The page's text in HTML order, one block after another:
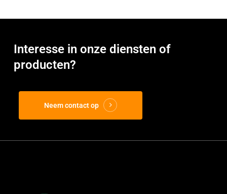
Interesse in onze diensten of
producten?
Neem contact op